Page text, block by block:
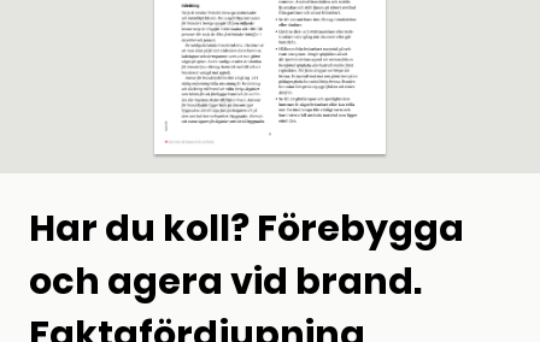
Har du koll? Förebygga
och agera vid brand.